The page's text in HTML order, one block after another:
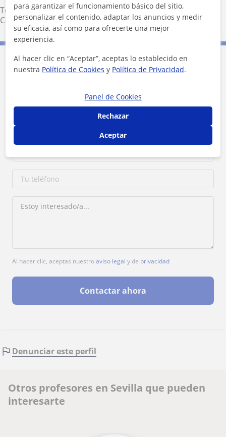
Tomares·Sevilla (Ciudad)·San Juan de Aznalfarache
Camas
Contacta con Fernando
Al hacer clic, aceptas nuestroaviso legal y de privacidad
Contactar ahora
Denunciar este perfil
Otros profesores en Sevilla que pueden
interesarte
para garantizar el funcionamiento básico del sitio,
personalizar el contenido, adaptar los anuncios y medir
su eficacia, así como para ofrecerte una mejor
experiencia.
Al hacer clic en “Aceptar”, aceptas lo establecido en
nuestra Política de Cookies y Política de Privacidad.
Panel de Cookies
Rechazar
Aceptar